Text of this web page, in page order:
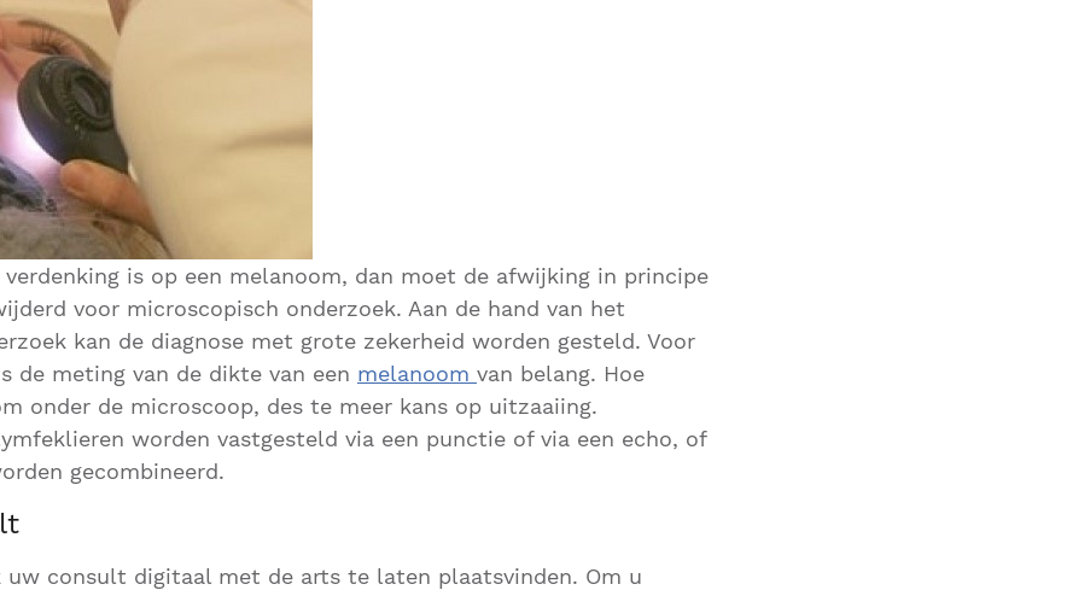
is op een melanoom, dan moet de afwijking in principe
voor microscopisch onderzoek. Aan de hand van het
kan de diagnose met grote zekerheid worden gesteld. Voor
de meting van de dikte van een melanoom van belang. Hoe
onder de microscoop, des te meer kans op uitzaaiing.
worden vastgesteld via een punctie of via een echo, of
gecombineerd.
uw consult digitaal met de arts te laten plaatsvinden. Om u